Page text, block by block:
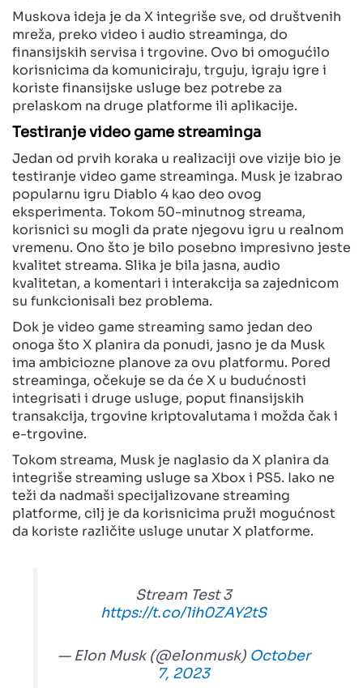
Muskova ideja je da X integriše sve, od društvenih
mreža, preko video i audio streaminga, do
finansijskih servisa i trgovine. Ovo bi omogućilo
korisnicima da komuniciraju, trguju, igraju igre i
koriste finansijske usluge bez potrebe za
prelaskom na druge platforme ili aplikacije.
Testiranje video game streaminga
Jedan od prvih koraka u realizaciji ove vizije bio je
testiranje video game streaminga. Musk je izabrao
popularnu igru Diablo 4 kao deo ovog
eksperimenta. Tokom 50-minutnog streama,
korisnici su mogli da prate njegovu igru u realnom
vremenu. Ono što je bilo posebno impresivno jeste
kvalitet streama. Slika je bila jasna, audio
kvalitetan, a komentari i interakcija sa zajednicom
su funkcionisali bez problema.
Dok je video game streaming samo jedan deo
onoga što X planira da ponudi, jasno je da Musk
ima ambiciozne planove za ovu platformu. Pored
streaminga, očekuje se da će X u budućnosti
integrisati i druge usluge, poput finansijskih
transakcija, trgovine kriptovalutama i možda čak i
e-trgovine.
Tokom streama, Musk je naglasio da X planira da
integriše streaming usluge sa Xbox i PS5. Iako ne
teži da nadmaši specijalizovane streaming
platforme, cilj je da korisnicima pruži mogućnost
da koriste različite usluge unutar X platforme.
Stream Test 3
https://t.co/1ih0ZAY2tS
— Elon Musk (@elonmusk) October
7, 2023